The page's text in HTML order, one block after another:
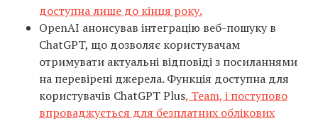
доступна лише до кінця року.
OpenAI анонсував інтеграцію веб-пошуку в
ChatGPT, що дозволяє користувачам
отримувати актуальні відповіді з посиланнями
на перевірені джерела. Функція доступна для
користувачів ChatGPT Plus, Team, і поступово
впроваджується для безплатних облікових